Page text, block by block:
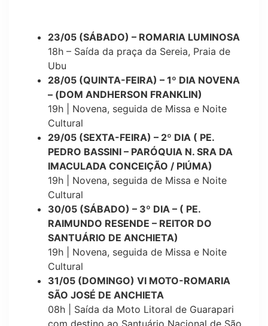
23/05 (SÁBADO) – ROMARIA LUMINOSA
18h – Saída da praça da Sereia, Praia de
Ubu
28/05 (QUINTA-FEIRA) – 1º DIA NOVENA
– (DOM ANDHERSON FRANKLIN)
19h | Novena, seguida de Missa e Noite
Cultural
29/05 (SEXTA-FEIRA) – 2º DIA ( PE.
PEDRO BASSINI – PARÓQUIA N. SRA DA
IMACULADA CONCEIÇÃO / PIÚMA)
19h | Novena, seguida de Missa e Noite
Cultural
30/05 (SÁBADO) – 3º DIA – ( PE.
RAIMUNDO RESENDE – REITOR DO
SANTUÁRIO DE ANCHIETA)
19h | Novena, seguida de Missa e Noite
Cultural
31/05 (DOMINGO) VI MOTO-ROMARIA
SÃO JOSÉ DE ANCHIETA
08h | Saída da Moto Litoral de Guarapari
com destino ao Santuário Nacional de São